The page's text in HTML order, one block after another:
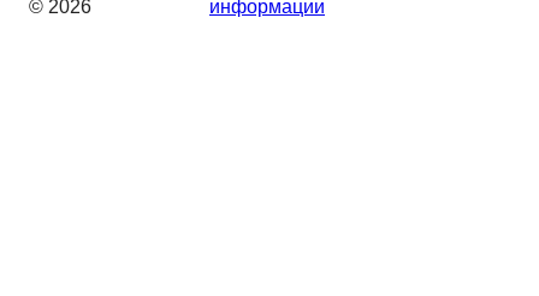
© 2026
информации